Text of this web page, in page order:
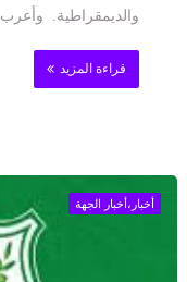
والديمقراطية.
قراءة المزيد
أخبار،أخبار الجهة